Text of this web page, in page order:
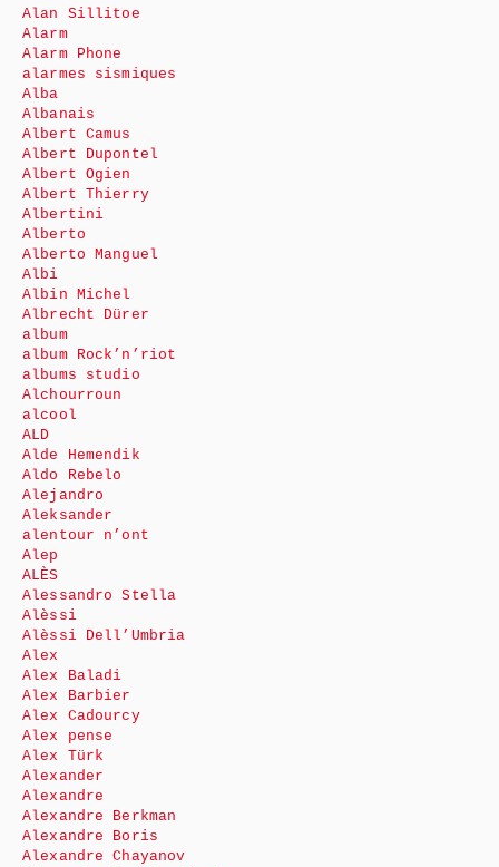
Alan Sillitoe
Alarm
Alarm Phone
alarmes sismiques
Alba
Albanais
Albert Camus
Albert Dupontel
Albert Ogien
Albert Thierry
Albertini
Alberto
Alberto Manguel
Albi
Albin Michel
Albrecht Dürer
album
album Rock’n’riot
albums studio
Alchourroun
alcool
ALD
Alde Hemendik
Aldo Rebelo
Alejandro
Aleksander
alentour n’ont
Alep
ALÈS
Alessandro Stella
Alèssi
Alèssi Dell’Umbria
Alex
Alex Baladi
Alex Barbier
Alex Cadourcy
Alex pense
Alex Türk
Alexander
Alexandre
Alexandre Berkman
Alexandre Boris
Alexandre Chayanov